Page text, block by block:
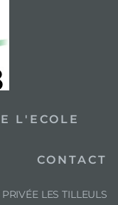
L'ECOLE
CONTACT
LES TILLEULS